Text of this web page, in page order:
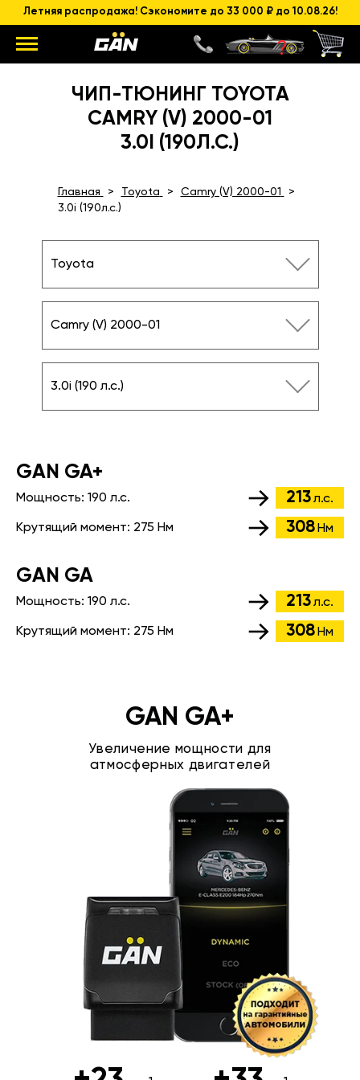
Летняя распродажа! Сэкономите до 33 000 ₽ до 10.08.26!
ЧИП-ТЮНИНГ TOYOTA
CAMRY (V) 2000-01
3.0I (190Л.С.)
Главная Toyota
Camry (V) 2000-01
3.0i (190л.с.)
Toyota
Camry (V) 2000-01
3.0i (190 л.с.)
GАN GA+
Мощность: 190 л.с. 213л.с.
Крутящий момент: 275 Нм 308 Нм
GАN GA
Мощность: 190 л.с. 213л.с.
Крутящий момент: 275 Нм 308 Нм
GAN GA+
Увеличение мощности для
атмосферных двигателей